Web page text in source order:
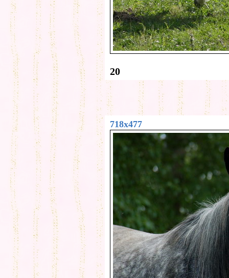
20
718x477